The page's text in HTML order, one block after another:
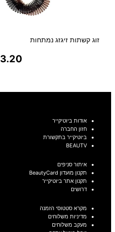
זוג קשתות זיגזג נמתחות
3.20
אודות ביוטיקייר
חזון החברה
ביוטיקייר בתקשורת
BEAUTV
איתור סניפים
תקנון מועדון BeautyCard
תקנון אתר ביוטיקייר
דרושים
מקרא סטטוסי הזמנה
מדיניות משלוחים
מעקב משלוחים